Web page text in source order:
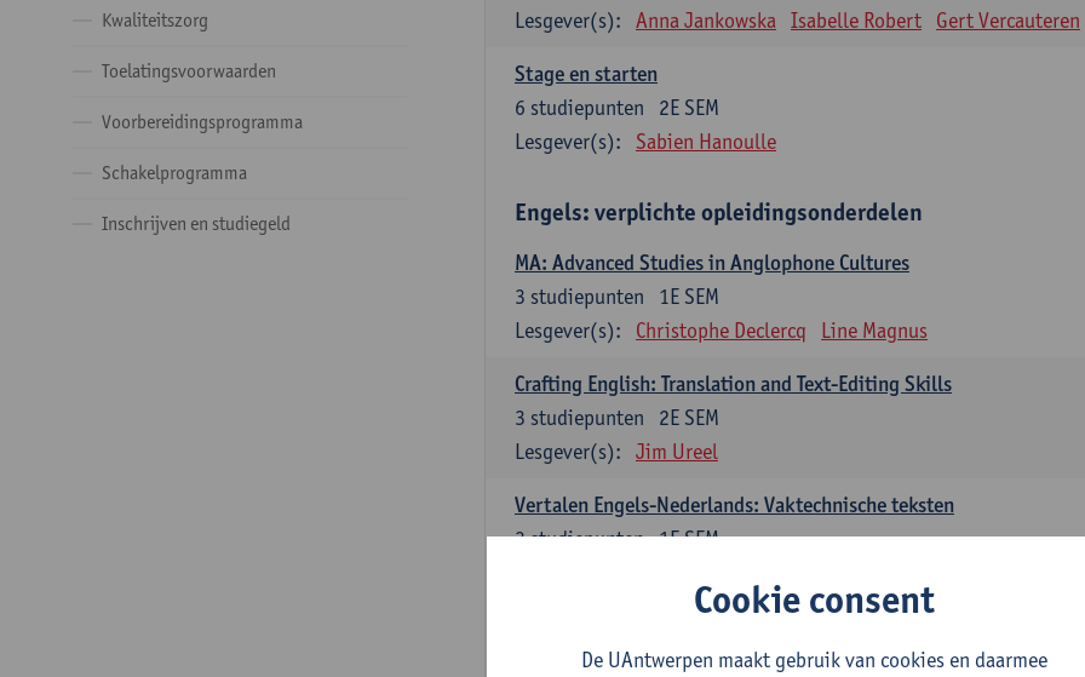
Kwaliteitszorg
Toelatingsvoorwaarden
Voorbereidingsprogramma
Schakelprogramma
Inschrijven en studiegeld
Lesgever(s):
Anna Jankowska Isabelle Robert Gert Vercauteren
Stage en starten
2E SEM
6 studiepunten
Lesgever(s):
Sabien Hanoulle
Engels: verplichte opleidingsonderdelen
MA: Advanced Studies in Anglophone Cultures
1E SEM
3 studiepunten
Lesgever(s):
Christophe Declercq Line Magnus
Crafting English: Translation and Text-Editing Skills
2E SEM
3 studiepunten
Lesgever(s):
Jim Ureel
Vertalen Engels-Nederlands: Vaktechnische teksten
1E SEM
3studiepunten
2E SEM
studiepunten
Cookie consent
De UAntwerpen maakt gebruik van cookies en daarmee